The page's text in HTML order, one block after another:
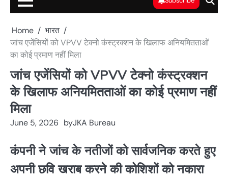
Home
भारत
जांच एजेंसियों को VPVV टेक्नो कंस्ट्रक्शन के खिलाफ अनियमितताओं
का कोई प्रमाण नहीं मिला
जांच एजेंसियों को VPVV टेक्नो कंस्ट्रक्शन
के खिलाफ अनियमितताओं का कोई प्रमाण नहीं
मिला
June 5, 2026 byJKA Bureau
कंपनी ने जांच के नतीजों को सार्वजनिक करते हुए
अपनी छवि खराब करने की कोशिशों को नकारा